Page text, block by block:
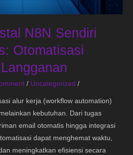
N8N Sendiri
Otomatisasi
/ Uncategorized /
alur kerja (workflow automation)
kebutuhan. Dari tugas
email otomatis hingga integrasi
dapat menghemat waktu,
meningkatkan efisiensi secara